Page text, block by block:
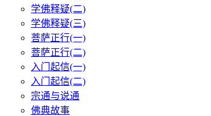
学佛释疑(二)
学佛释疑(三)
菩萨正行(一)
菩萨正行(二)
入门起信(一)
入门起信(二)
宗通与说通
佛典故事